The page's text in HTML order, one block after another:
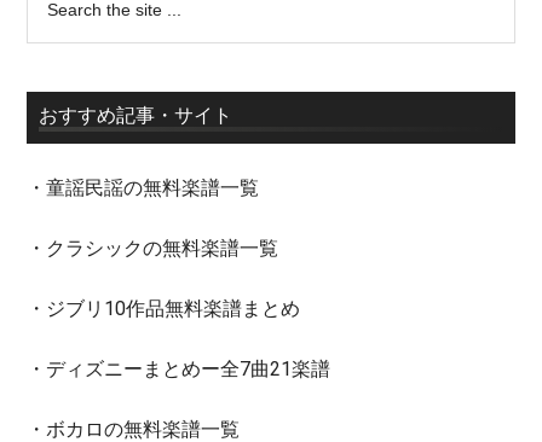
おすすめ記事・サイト
・童謡民謡の無料楽譜一覧
・クラシックの無料楽譜一覧
・ジブリ10作品無料楽譜まとめ
・ディズニーまとめー全7曲21楽譜
・ボカロの無料楽譜一覧